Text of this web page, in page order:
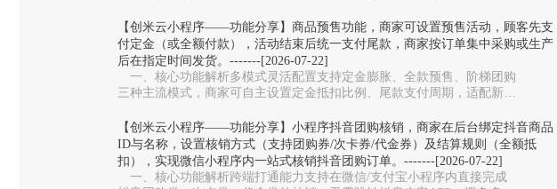
【创米云小程序——功能分享】商品预售功能，商家可设置预售活动，顾客先支
付定金（或全额付款），活动结束后统一支付尾款，商家按订单集中采购或生产
后在指定时间发货。-------[2026-07-22]
一、核心功能解析多模式灵活配置‌支持定金膨胀、全款预售、阶梯团购
三种主流模式，商家可自主设置定金抵扣比例、尾款支付周期，适配新品
【创米云小程序——功能分享】小程序抖音团购核销，商家在后台绑定抖音商品
ID与名称，设置核销方式（支持团购券/次卡券/代金券）及结算规则（全额抵
扣），实现微信小程序内一站式核销抖音团购订单。-------[2026-07-22]
一、核心功能解析跨端打通能力‌支持在微信/支付宝小程序内直接完成